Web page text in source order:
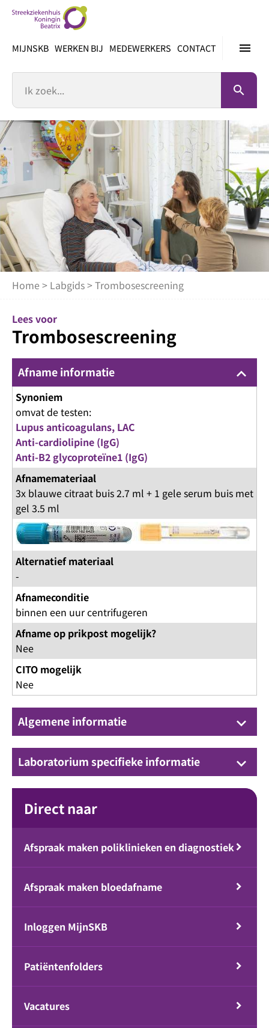
inhoud
menu
MIJNSKB WERKEN BIJ MEDEWERKERS CONTACT
search
Home > Labgids> Trombosescreening
Lees voor
Trombosescreening
Afname informatie keyboard_arrow_up
Synoniem
omvat de testen:
Lupus anticoagulans, LAC
Anti-cardiolipine (IgG)
Anti-B2 glycoproteïne1 (IgG)
Afnamemateriaal
3x blauwe citraat buis 2.7 ml + 1 gele serum buis met
gel 3.5 ml
Alternatief materiaal
-
Afnameconditie
binnen een uur centrifugeren
Afname op prikpost mogelijk?
Nee
CITO mogelijk
Nee
Algemene informatie keyboard_arrow_down
Laboratorium specifieke informatie keyboard_arrow_down
Direct naar
Afspraak maken poliklinieken en diagnostiek
Afspraak maken bloedafname
Inloggen MijnSKB
Patiëntenfolders
Vacatures